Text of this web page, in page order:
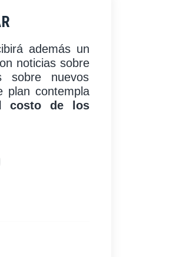
además un
noticias sobre
sobre nuevos
plan contempla
costo de los